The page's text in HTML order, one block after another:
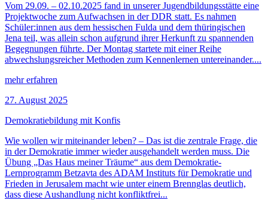
Vom 29.09. – 02.10.2025 fand in unserer Jugendbildungsstätte eine
Projektwoche zum Aufwachsen in der DDR statt. Es nahmen
Schüler:innen aus dem hessischen Fulda und dem thüringischen
Jena teil, was allein schon aufgrund ihrer Herkunft zu spannenden
Begegnungen führte. Der Montag startete mit einer Reihe
abwechslungsreicher Methoden zum Kennenlernen untereinander....
mehr erfahren
27. August 2025
Demokratiebildung mit Konfis
Wie wollen wir miteinander leben? – Das ist die zentrale Frage, die
in der Demokratie immer wieder ausgehandelt werden muss. Die
Übung „Das Haus meiner Träume“ aus dem Demokratie-
Lernprogramm Betzavta des ADAM Instituts für Demokratie und
Frieden in Jerusalem macht wie unter einem Brennglas deutlich,
dass diese Aushandlung nicht konfliktfrei...